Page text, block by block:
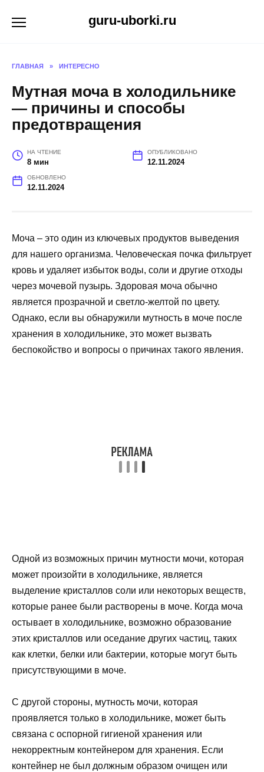
guru-uborki.ru
ГЛАВНАЯ » ИНТЕРЕСНО
Мутная моча в холодильнике
— причины и способы
предотвращения
НА ЧТЕНИЕ
8 мин
ОПУБЛИКОВАНО
12.11.2024
ОБНОВЛЕНО
12.11.2024
Моча – это один из ключевых продуктов выведения
для нашего организма. Человеческая почка фильтрует
кровь и удаляет избыток воды, соли и другие отходы
через мочевой пузырь. Здоровая моча обычно
является прозрачной и светло-желтой по цвету.
Однако, если вы обнаружили мутность в моче после
хранения в холодильнике, это может вызвать
беспокойство и вопросы о причинах такого явления.
Одной из возможных причин мутности мочи, которая
может произойти в холодильнике, является
выделение кристаллов соли или некоторых веществ,
которые ранее были растворены в моче. Когда моча
остывает в холодильнике, возможно образование
этих кристаллов или оседание других частиц, таких
как клетки, белки или бактерии, которые могут быть
присутствующими в моче.
С другой стороны, мутность мочи, которая
проявляется только в холодильнике, может быть
связана с оспорной гигиеной хранения или
некорректным контейнером для хранения. Если
контейнер не был должным образом очищен или